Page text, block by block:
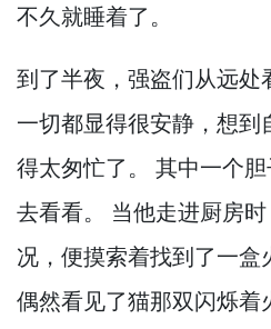
不久就睡着了。
到了半夜， 强盗们从远处
一切都显得很安静， 想到
得太匆忙了。
其中一个
去看看。
当他走进厨房时
况， 便摸索着找到了一盒
偶然看见了猫那双闪烁着